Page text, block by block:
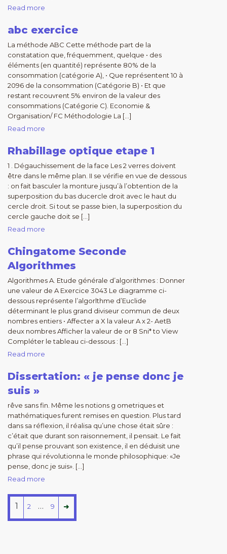
Read more
abc exercice
La méthode ABC Cette méthode part de la
constatation que, fréquemment, quelque • des
éléments (en quantité) représente 80% de la
consommation (catégorie A), • Que représentent 10 à
2096 de la consommation (Catégorie B) • Et que
restant recouvrent 5% environ de la valeur des
consommations (Catégorie C). Economie &
Organisation/ FC Méthodologie La […]
Read more
Rhabillage optique etape 1
1 . Dégauchissement de la face Les 2 verres doivent
être dans le même plan. II se vérifie en vue de dessous
: on fait basculer la monture jusqu’à l’obtention de la
superposition du bas ducercle droit avec le haut du
cercle droit. Si tout se passe bien, la superposition du
cercle gauche doit se […]
Read more
Chingatome Seconde
Algorithmes
Algorithmes A. Etude générale d’algorithmes : Donner
une valeur de A Exercice 3043 Le diagramme ci-
dessous représente l’algorlthme d’Euclide
déterminant le plus grand diviseur commun de deux
nombres entiers • Affecter a X la valeur A x 2- AetB
deux nombres Afficher la valeur de or 8 Sni* to View
Compléter le tableau ci-dessous : […]
Read more
Dissertation: « je pense donc je
suis »
rêve sans fin. Même les notions g ometriques et
mathématiques furent remises en question. Plus tard
dans sa réflexion, il réalisa qu’une chose était sûre :
c’était que durant son raisonnement, il pensait. Le fait
qu’il pense prouvant son existence, il en déduisit une
phrase qui révolutionna le monde philosophique: «Je
pense, donc je suis». […]
Read more
1 2 … 9